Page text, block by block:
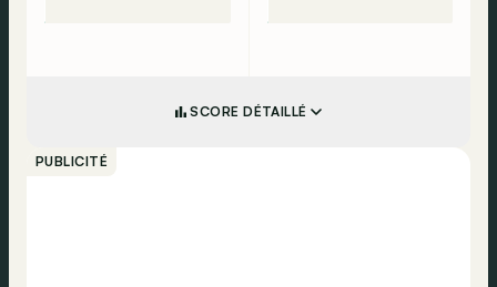
SCORE DÉTAILLÉ
PUBLICITÉ